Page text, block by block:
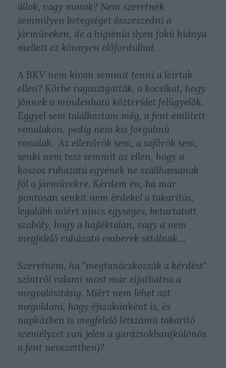
állok, vagy mosok? Nem szeretnék
semmilyen betegséget összeszedni a
járműveken, de a higiénia ilyen fokú hiánya
mellett ez könnyen előfordulhat.
A BKV nem kíván semmit tenni a leírtak
ellen? Körbe ragasztgatták, a kocsikat, hogy
jönnek a mindenható közterület felügyelők.
Eggyel sem találkoztam még, a fent említett
vonalakon, pedig nem kis forgalmú
vonalak. Az ellenőrök sem, a sofőrök sem,
senki nem tesz semmit az ellen, hogy a
koszos ruházatú egyének ne szállhassanak
föl a járművekre. Kérdem én, ha már
pontosan senkit nem érdekel a takarítás,
legalább miért nincs egységes, betartatott
szabály, hogy a hajléktalan, vagy a nem
megfelelő ruházatú emberek sétálnak....
Szeretném, ha "megtanácskozzák a kérdést"
szintről valami most már eljuthatna a
megvalósításig. Miért nem lehet azt
megoldani, hogy éjszakánként is, és
napközben is megfelelő létszámú takarító
személyzet van jelen a garázsokban(különös
a fent nevezettben)?